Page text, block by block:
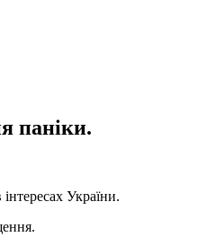
паніки.
України.